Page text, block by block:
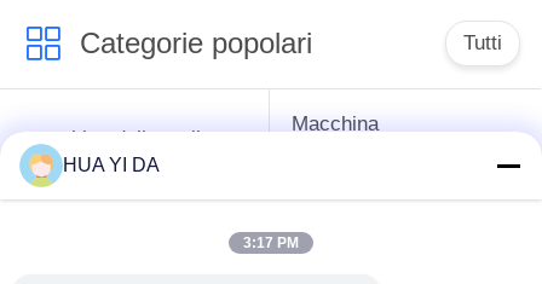
Categorie popolari Tutti
macchina della molla
di CNC
Macchina
Macchina piegatubi
HUA YI DA
3:17 PM